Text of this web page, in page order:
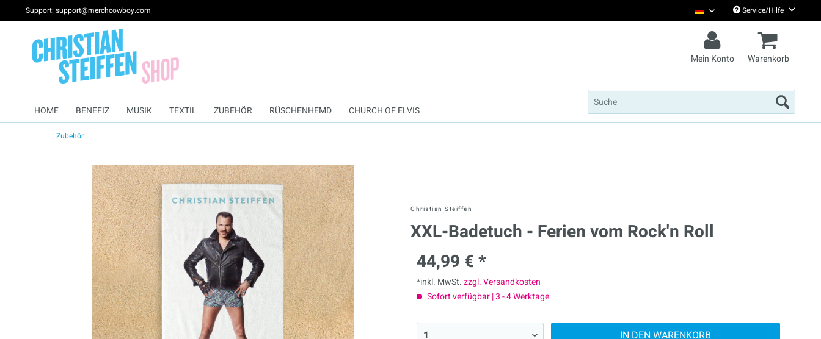
Support: support@merchcowboy.com Christian Steiffen Deutsch
Service/Hilfe
Mein Konto Warenkorb
HOME BENEFIZ MUSIK TEXTIL ZUBEHÖR RÜSCHENHEMD CHURCH OF ELVIS
Zubehör
Christian Steiffen
XXL-Badetuch - Ferien vom Rock'n Roll
44,99 € *
*inkl. MwSt.zzgl. Versandkosten
Sofort verfügbar | 3 - 4 Werktage
IN DEN WARENKORB